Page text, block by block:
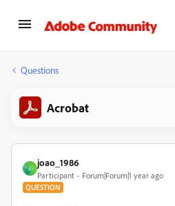
Questions
Acrobat
J
joao_1986
Participant Forum|Forum|1 year ago
QUESTION